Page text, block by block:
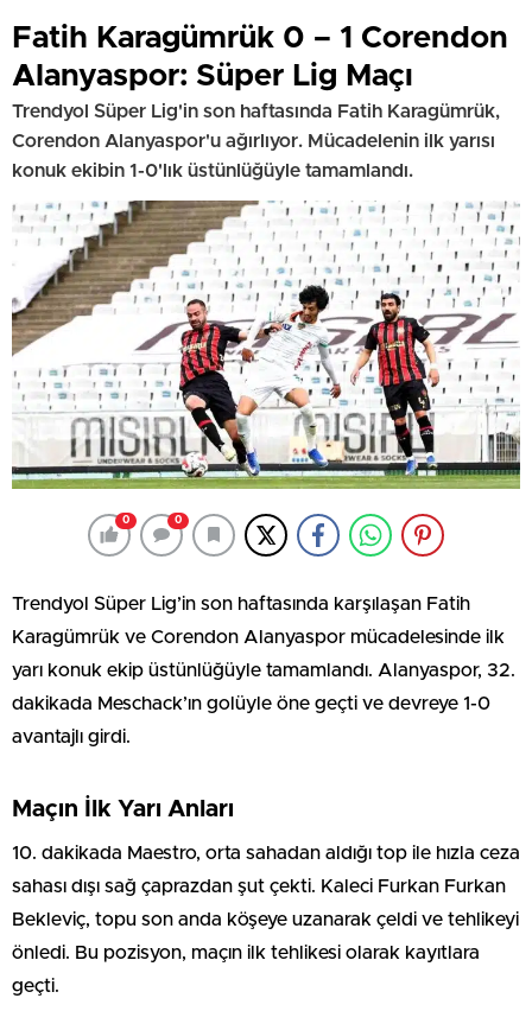
Fatih Karagümrük 0 – 1 Corendon
Alanyaspor: Süper Lig Maçı
Trendyol Süper Lig'in son haftasında Fatih Karagümrük,
Corendon Alanyaspor'u ağırlıyor. Mücadelenin ilk yarısı
konuk ekibin 1-0'lık üstünlüğüyle tamamlandı.
0 0
Trendyol Süper Lig’in son haftasında karşılaşan Fatih
Karagümrük ve Corendon Alanyaspor mücadelesinde ilk
yarı konuk ekip üstünlüğüyle tamamlandı. Alanyaspor, 32.
dakikada Meschack’ın golüyle öne geçti ve devreye 1-0
avantajlı girdi.
Maçın İlk Yarı Anları
10. dakikada Maestro, orta sahadan aldığı top ile hızla ceza
sahası dışı sağ çaprazdan şut çekti. Kaleci Furkan Furkan
Bekleviç, topu son anda köşeye uzanarak çeldi ve tehlikeyi
önledi. Bu pozisyon, maçın ilk tehlikesi olarak kayıtlara
geçti.